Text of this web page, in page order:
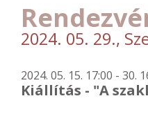
2024. 05. 29.,
2024. 05. 15. 17:00 - 30.
Kiállítás - "A